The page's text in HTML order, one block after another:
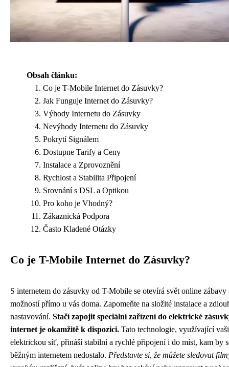
Obsah článku:
Co je T-Mobile Internet do Zásuvky?
Jak Funguje Internet do Zásuvky?
Výhody Internetu do Zásuvky
Nevýhody Internetu do Zásuvky
Pokrytí Signálem
Dostupne Tarify a Ceny
Instalace a Zprovoznění
Rychlost a Stabilita Připojení
Srovnání s DSL a Optikou
Pro koho je Vhodný?
Zákaznická Podpora
Často Kladené Otázky
Co je T-Mobile Internet do Zásuvky?
S internetem do zásuvky od T-Mobile se otevírá svět online zábavy
možností přímo u vás doma. Zapomeňte na složité instalace a
nastavování. Stačí zapojit speciální zařízení do elektrické
internet je okamžitě k dispozici. Tato technologie, využívající vaši
elektrickou síť, přináší stabilní a rychlé připojení i do míst, kam by
běžným internetem nedostalo. Představte si, že můžete sledovat